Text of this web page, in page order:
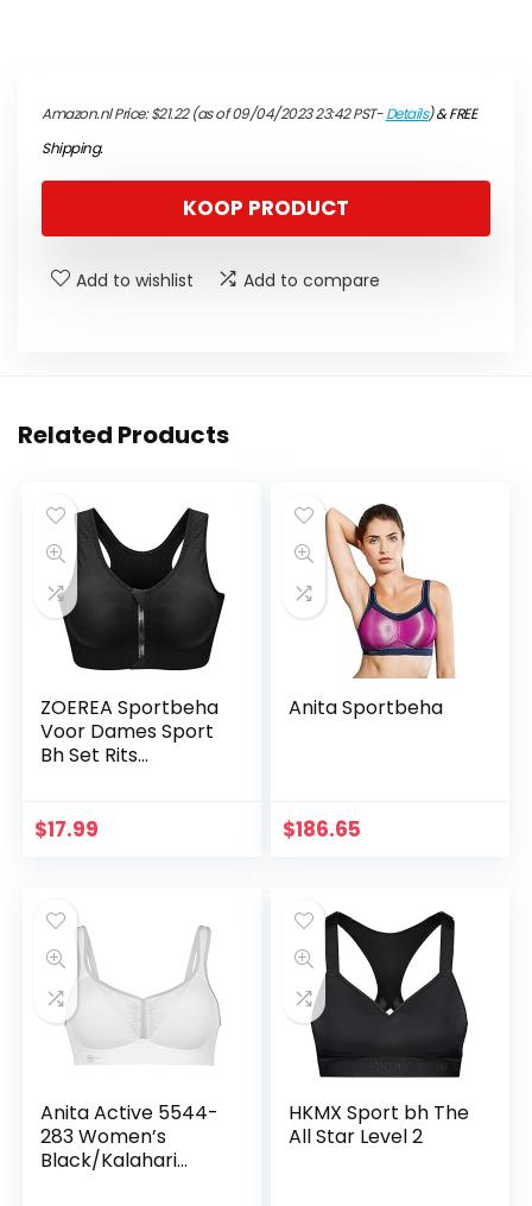
Amazon.nl Price:$21.22(as of 09/04/2023 23:42 PST-Details)&FREE
Shipping.
KOOP PRODUCT
Add to wishlist Add to compare
Related Products
ZOEREA Sportbeha
Voor Dames Sport
Bh Set Rits
$17.99
Anita Sportbeha
$186.65
Anita Active 5544-
283 Women’s
Black/Kalahari
HKMX Sport bh The
All Star Level 2